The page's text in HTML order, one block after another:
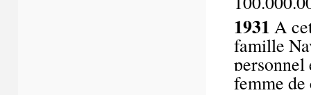
1931 A
famille
personnel
femme